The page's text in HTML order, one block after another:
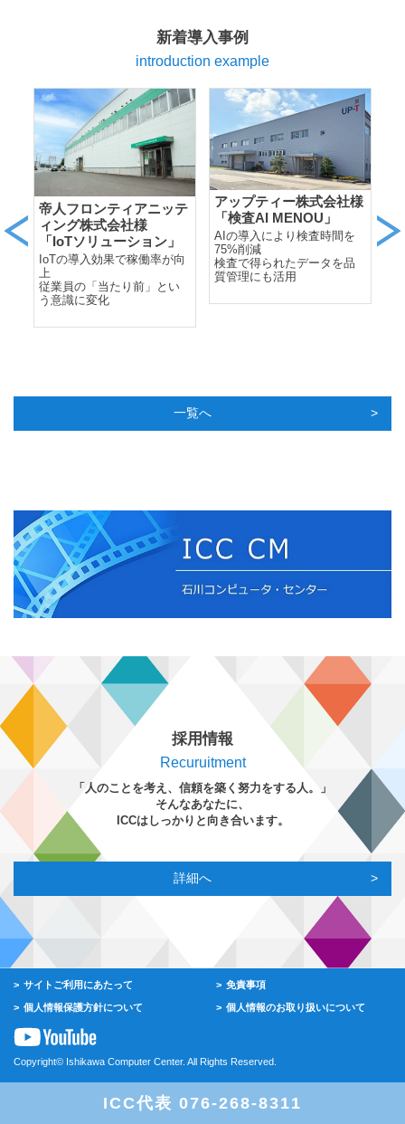
新着導入事例
introduction example
帝人フロンティアニッテ
ィング株式会社様
「IoTソリューション」
IoTの導入効果で稼働率が向
上
従業員の「当たり前」とい
う意識に変化
アップティー株式会社様
「検査AI MENOU」
AIの導入により検査時間を
75%削減
検査で得られたデータを品
質管理にも活用
様
一覧へ
採用情報
Recuruitment
「人のことを考え、信頼を築く努力をする人。」
そんなあなたに、
ICCはしっかりと向き合います。
詳細へ
サイトご利用にあたって 免責事項
個人情報保護方針について 個人情報のお取り扱いについて
Copyright© Ishikawa Computer Center. All Rights Reserved.
ICC代表 076-268-8311